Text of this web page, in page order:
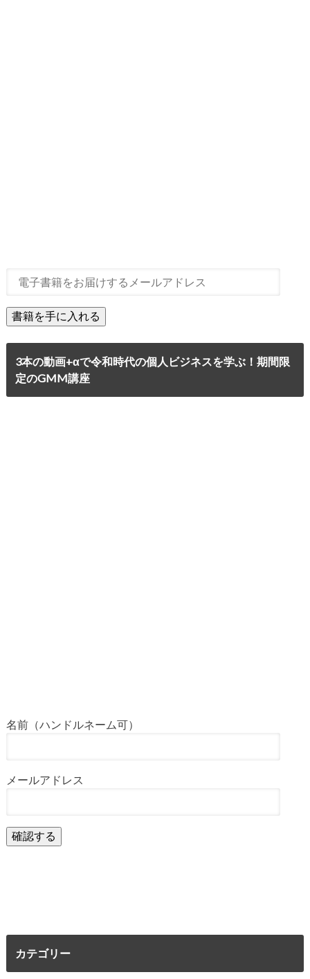
3本の動画+αで令和時代の個人ビジネスを学ぶ！期間限
定のGMM講座
名前（ハンドルネーム可）
メールアドレス
カテゴリー